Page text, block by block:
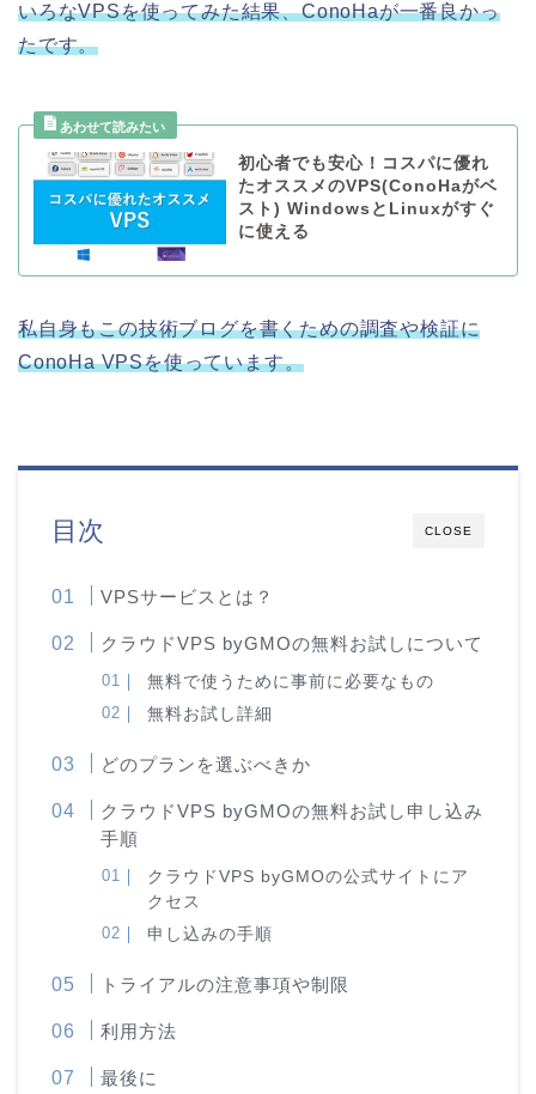
いろなVPSを使ってみた結果、ConoHaが一番良かっ
たです。
初心者でも安心！コスパに優れ
たオススメのVPS(ConoHaがベ
スト) WindowsとLinuxがすぐ
に使える
私自身もこの技術ブログを書くための調査や検証に
ConoHa VPSを使っています。
CLOSE
目次
VPSサービスとは？
クラウドVPS byGMOの無料お試しについて
無料で使うために事前に必要なもの
無料お試し詳細
どのプランを選ぶべきか
クラウドVPS byGMOの無料お試し申し込み
手順
クラウドVPS byGMOの公式サイトにア
クセス
申し込みの手順
トライアルの注意事項や制限
利用方法
最後に